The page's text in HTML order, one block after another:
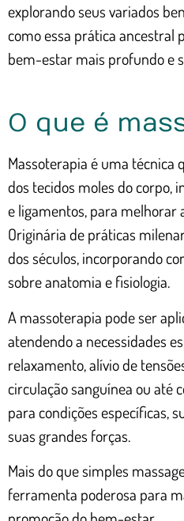
explorando seus variados
como essa prática ancestral
bem-estar mais profundo e
O que é
Massoterapia é uma técnica
dos tecidos moles do corpo,
e ligamentos, para melhorar
Originária de práticas
dos séculos, incorporando
sobre anatomia e fisiologia.
A massoterapia pode ser
atendendo a necessidades
relaxamento, alívio de
circulação sanguínea ou até
para condições específicas,
suas grandes forças.
Mais do que simples
ferramenta poderosa para